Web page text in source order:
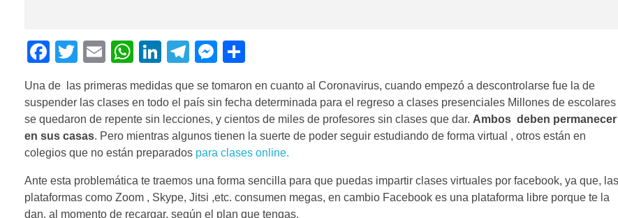
F
c
e
b
o
o
k
T
tt
er
E
ail
W
at
s
A
p
p
Li
k
e
dI
n
T
e
gr
a
m
M
ss
e
n
g
er
m
p
ar
tir
Una de las primeras medidas que se tomaron en cuanto al Coronavirus, cuando empezó a descontrolarse fue la de
suspender las clases en todo el país sin fecha determinada para el regreso a clases presenciales Millones de escolares
se quedaron de repente sin lecciones, y cientos de miles de profesores sin clases que dar. Ambos deben permanecer
en sus casas. Pero mientras algunos tienen la suerte de poder seguir estudiando de forma virtual , otros están en
colegios que no están preparados para clases online.
Ante esta problemática te traemos una forma sencilla para que puedas impartir clases virtuales por facebook, ya que, las
plataformas como Zoom , Skype, Jitsi ,etc. consumen megas, en cambio Facebook es una plataforma libre porque te la
dan, al momento de recargar, según el plan que tengas.